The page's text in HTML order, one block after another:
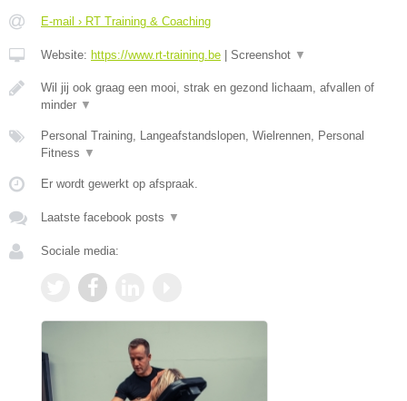
E-mail › RT Training & Coaching
Website: https://www.rt-training.be Screenshot ▼
Wil jij ook graag een mooi, strak en gezond lichaam, afvallen of
minder ▼
Personal Training, Langeafstandslopen, Wielrennen, Personal
Fitness ▼
Er wordt gewerkt op afspraak.
Laatste facebook posts ▼
Sociale media: